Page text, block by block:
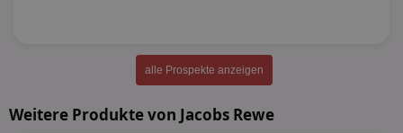
alle Prospekte anzeigen
Weitere Produkte von Jacobs Rewe